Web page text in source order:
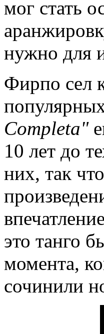
мог стать
нужно для
Фирпо сел
Completa"
10 лет до
них, так
это танго
момента,
сочинили